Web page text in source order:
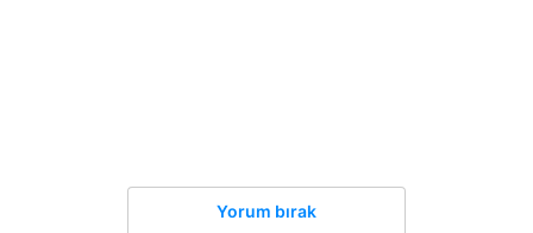
Yorum bırak